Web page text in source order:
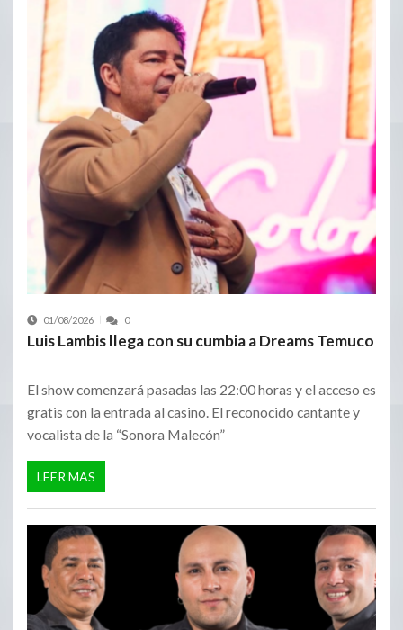
01/08/2026 0
Luis Lambis llega con su cumbia a Dreams Temuco
El show comenzará pasadas las 22:00 horas y el acceso es
gratis con la entrada al casino. El reconocido cantante y
vocalista de la “Sonora Malecón”
LEER MAS